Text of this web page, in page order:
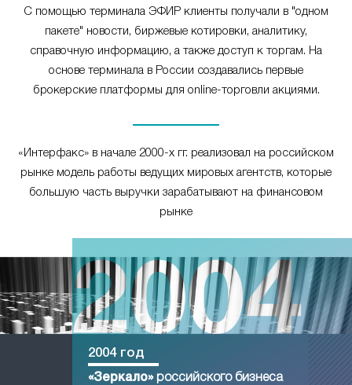
С помощью терминала ЭФИР клиенты получали в "одном
пакете" новости, биржевые котировки, аналитику,
справочную информацию, а также доступ к торгам. На
основе терминала в России создавались первые
брокерские платформы для online-торговли акциями.
«Интерфакс» в начале 2000-х гг. реализовал на российском
рынке модель работы ведущих мировых агентств, которые
большую часть выручки зарабатывают на финансовом
рынке
2004 год
«Зеркало»российского бизнеса